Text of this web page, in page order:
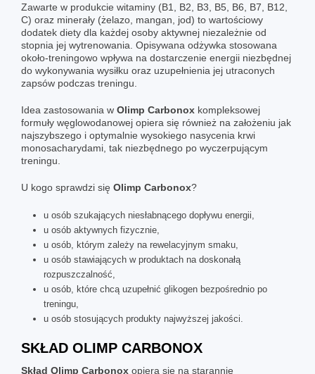
Zawarte w produkcie witaminy (B1, B2, B3, B5, B6, B7, B12,
C) oraz minerały (żelazo, mangan, jod) to wartościowy
dodatek diety dla każdej osoby aktywnej niezależnie od
stopnia jej wytrenowania. Opisywana odżywka stosowana
około-treningowo wpływa na dostarczenie energii niezbędnej
do wykonywania wysiłku oraz uzupełnienia jej utraconych
zapsów podczas treningu.
Idea zastosowania w Olimp Carbonox kompleksowej
formuły węglowodanowej opiera się również na założeniu jak
najszybszego i optymalnie wysokiego nasycenia krwi
monosacharydami, tak niezbędnego po wyczerpującym
treningu.
U kogo sprawdzi się Olimp Carbonox?
u osób szukających niesłabnącego dopływu energii,
u osób aktywnych fizycznie,
u osób, którym zależy na rewelacyjnym smaku,
u osób stawiających w produktach na doskonałą
rozpuszczalność,
u osób, które chcą uzupełnić glikogen bezpośrednio po
treningu,
u osób stosujących produkty najwyższej jakości.
SKŁAD OLIMP CARBONOX
Skład Olimp Carbonox opiera się na starannie